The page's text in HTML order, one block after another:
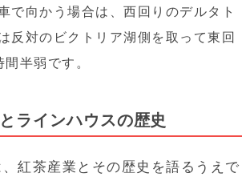
で向かう場合は、西回りのデルタト
反対のビクトリア湖側を取って東回
半弱です。
ラインハウスの歴史
紅茶産業とその歴史を語るうえで